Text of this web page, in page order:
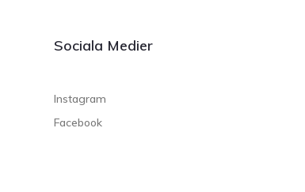
Sociala Medier
Instagram
Facebook